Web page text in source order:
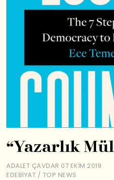
“Yazarlık
ADALET ÇAVDAR 07 EKIM 2019
EDEBIYAT / TOP NEWS